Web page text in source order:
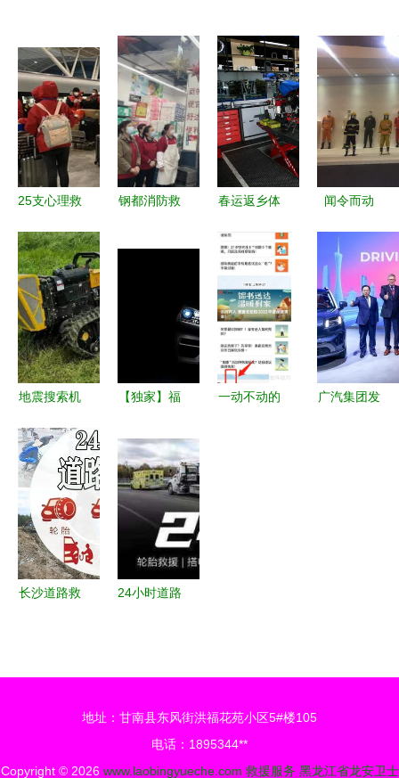
25支心理救
陆续抵汉，
架起医患心
灵桥梁
钢都消防救
春运返乡体
因为有你们
在路上14年
的坚守——
救援服务
闻令而动
际华股份紧
急驰援助灾
区开展救援
服务
地震搜索机
定位与高效
救援的选型
指南 — 实
力厂家推荐
与救援实战
启示
【独家】福
牌67%宝沃
股权背后
——转身未
尝不是一种
勇气
一动不动的
广汽集团发
长沙道路救
24小时道路
行程
地址：甘南县东风街洪福花苑小区5#楼105
电话：1895344**
Copyright © 2026 www.laobingyueche.com 救援服务 黑龙江省龙安卫士